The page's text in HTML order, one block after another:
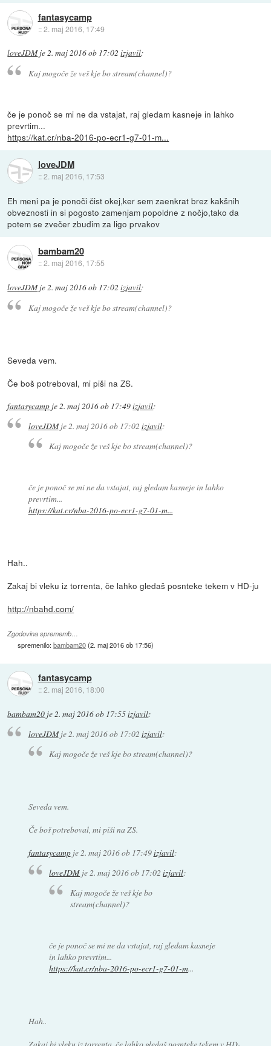
fantasycamp
::2. maj 2016, 17:49
loveJDMje2. maj 2016 ob 17:02 izjavil:
Kaj mogoče že veš kje bo stream(channel)?
če je ponoč se mi ne da vstajat, raj gledam kasneje in lahko
prevrtim...
https://kat.cr/nba-2016-po-ecr1-g7-01-m...
loveJDM
::2. maj 2016, 17:53
Eh meni pa je ponoči čist okej,ker sem zaenkrat brez kakšnih
obveznosti in si pogosto zamenjam popoldne z nočjo,tako da
potem se zvečer zbudim za ligo prvakov
bambam20
::2. maj 2016, 17:55
loveJDMje2. maj 2016 ob 17:02 izjavil:
Kaj mogoče že veš kje bo stream(channel)?
Seveda vem.
Če boš potreboval, mi piši na ZS.
fantasycamp je 2. maj 2016 ob 17:49izjavil:
loveJDMje2. maj 2016 ob 17:02 izjavil:
Kaj mogoče že veš kje bo stream(channel)?
če je ponoč se mi ne da vstajat, raj gledam kasneje in lahko
prevrtim...
https://kat.cr/nba-2016-po-ecr1-g7-01-m...
Hah..
Zakaj bi vleku iz torrenta, če lahko gledaš posnteke tekem v HD-ju
http://nbahd.com/
Zgodovina sprememb…
spremenilo:bambam20(2. maj 2016 ob 17:56)
fantasycamp
::2. maj 2016, 18:00
bambam20 je2. maj 2016 ob 17:55izjavil:
loveJDMje2. maj 2016 ob 17:02 izjavil:
Kaj mogoče že veš kje bo stream(channel)?
Seveda vem.
Če boš potreboval, mi piši na ZS.
fantasycampje2. maj 2016 ob 17:49izjavil:
loveJDM je2. maj 2016 ob 17:02izjavil:
Kaj mogoče že veš kje bo
stream(channel)?
če je ponoč se mi ne da vstajat, raj gledam kasneje
in lahko prevrtim...
https://kat.cr/nba-2016-po-ecr1-g7-01-m...
Hah..